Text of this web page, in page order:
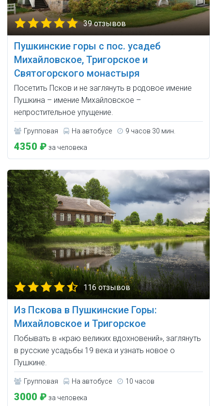
39 отзывов
Пушкинские горы с пос. усадеб
Михайловское, Тригорское и
Святогорского монастыря
Посетить Псков и не заглянуть в родовое имение
Пушкина – имение Михайловское –
непростительное упущение.
Групповая На автобусе 9 часов 30 мин.
4350 ₽ за человека
116 отзывов
Из Пскова в Пушкинские Горы:
Михайловское и Тригорское
Побывать в «краю великих вдохновений», заглянуть
в русские усадьбы 19 века и узнать новое о
Пушкине.
Групповая На автобусе 10 часов
3000 ₽ за человека